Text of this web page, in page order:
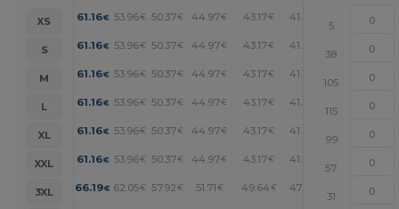
XS 61.16€ 53.96€ 50.37€ 44.97€ 43.17€ 41.37
5
S
61.16€ 53.96€ 50.37€ 44.97€ 43.17€ 41.37 +
38
M
61.16€ 53.96€ 50.37€ 44.97€ 43.17€ 41.37 +
105
L
61.16€ 53.96€ 50.37€ 44.97€ 43.17€ 41.37 +
115
XL
61.16€ 53.96€ 50.37€ 44.97€ 43.17€ 41.37 +
99
XXL
61.16€ 53.96€ 50.37€ 44.97€ 43.17€ 41.37 +
57
3XL
66.19€ 62.05€ 57.92€ 51.71€ 49.64€ 47.58
31